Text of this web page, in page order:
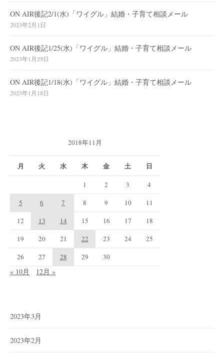
ON AIR後記2/1(水)「ワイグル」結婚・子育て相談メール
2023年2月1日
ON AIR後記1/25(水)「ワイグル」結婚・子育て相談メール
2023年1月25日
ON AIR後記1/18(水)「ワイグル」結婚・子育て相談メール
2023年1月18日
2018年11月
月 火 水 木 金 土 日
1 2 3
4
5
6 7 8 9 10
11
12
13 14 15 16 17
18
19
20 21 22 23 24
25
26
27 28 29 30
« 10月 12月 »
2023年3月
2023年2月